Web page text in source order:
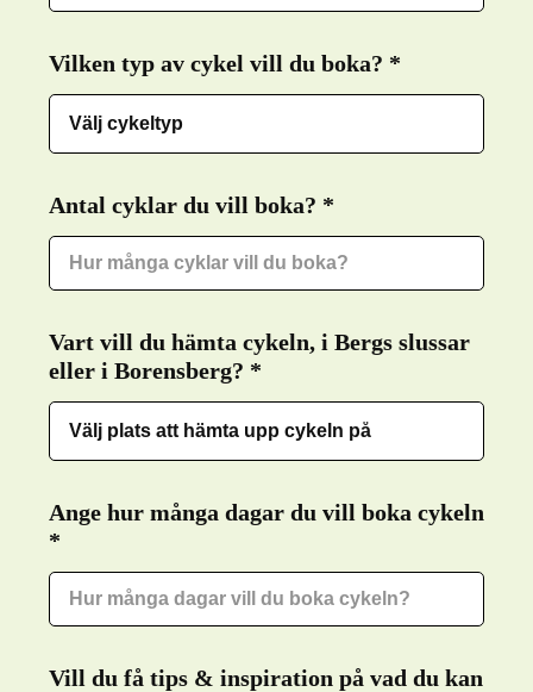
Vilken typ av cykel vill du boka? Required
*
Antal cyklar du vill boka? Required
*
Vart vill du hämta cykeln, i Bergs slussar
eller i Borensberg? Required
*
Ange hur många dagar du vill boka cykeln
Required
*
Vill du få tips & inspiration på vad du kan